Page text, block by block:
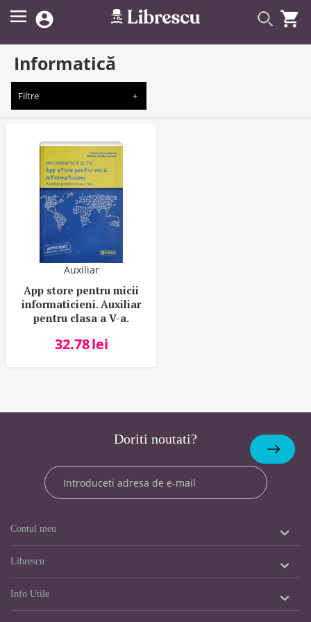
 
Informatică
Filtre
Auxiliar
App store pentru micii
informaticieni. Auxiliar
pentru clasa a V-a.
TIC(Carmen Diana
32.78lei
Doriti noutati?
Abonare
Contul meu
Librescu
Info Utile